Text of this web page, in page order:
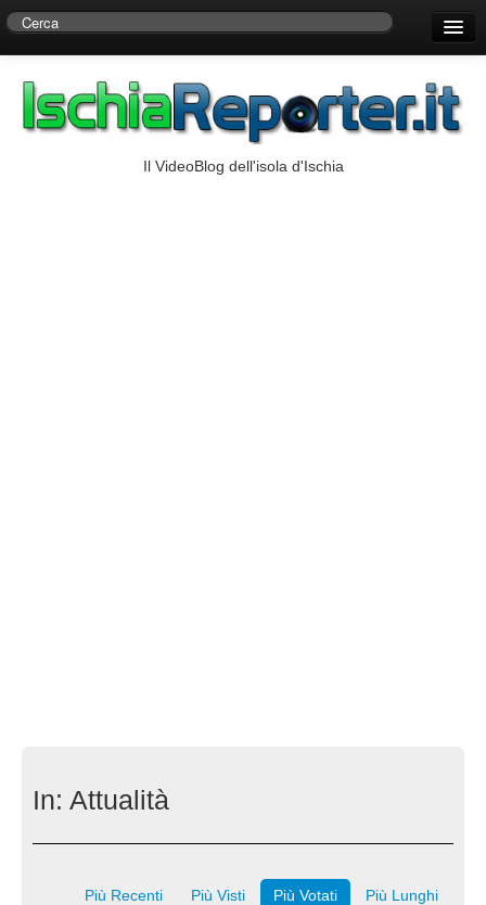
Centro di Ricerche Storiche D’Ambra
Il VideoBlog dell'isola d'Ischia
In: Attualità
Più Recenti Più Visti Più Votati Più Lunghi